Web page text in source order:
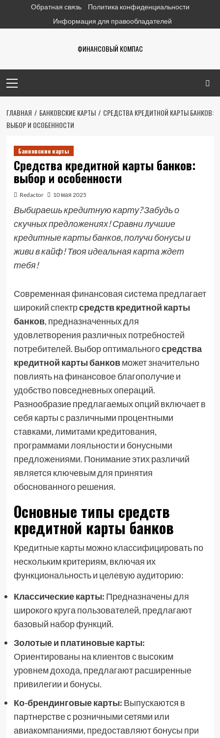
содержимому
Обратная связь
Политика конфиденциальности
Информация для правообладателей
ФИНАНСОВЫЙ КОМПАС
меню
ГЛАВНАЯ БАНКОВСКИЕ КАРТЫ
СРЕДСТВА КРЕДИТНОЙ КАРТЫ БАНКОВ:
ВЫБОР И ОСОБЕННОСТИ
Банковские карты
Средства кредитной карты банков:
выбор и особенности
Redactor 10 мая 2025
Выбираешь кредитную карту? Забудь о
скучных предложениях! Сравни лучшие
кредитные карты банков, получи бонусы и
живи в кайф! Твоя идеальная карта ждет
тебя!
Современная финансовая система предлагает
широкий спектрсредств кредитной карты
банков, предназначенных для
удовлетворения различных потребностей
потребителей. Выбор оптимальногосредства
кредитной карты банковможет значительно
повлиять на финансовое благополучие и
удобство повседневных операций.
Разнообразие предлагаемых опций включает в
себя карты с различными процентными
ставками, лимитами кредитования,
программами лояльности и бонусными
предложениями. Понимание этих различий
является ключевым для принятия
обоснованного решения.
Основные типы средств
кредитной карты банков
Кредитные карты можно классифицировать по
нескольким критериям, включая их
функциональность и целевую аудиторию:
Классические карты: Предназначены для
широкого круга пользователей, предлагают
базовый набор функций.
Золотые и платиновые карты:
Ориентированы на клиентов с высоким
уровнем дохода, предлагают расширенные
привилегии и бонусы.
Ко-брендинговые карты: Выпускаются в
партнерстве с розничными сетями или
авиакомпаниями, предоставляют бонусы при